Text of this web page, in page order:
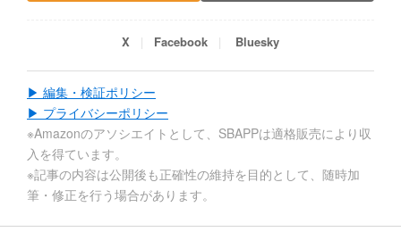
X Facebook Bluesky
▶ 編集・検証ポリシー
▶ プライバシーポリシー
※Amazonのアソシエイトとして、SBAPPは適格販売により収
入を得ています。
※記事の内容は公開後も正確性の維持を目的として、随時加
筆・修正を行う場合があります。